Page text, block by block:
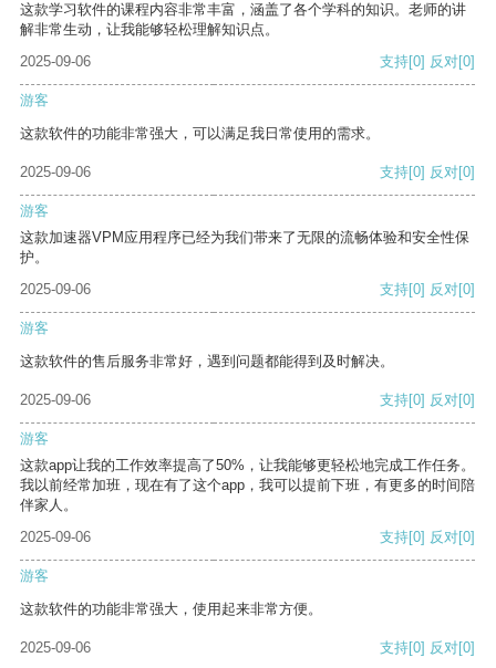
这款学习软件的课程内容非常丰富，涵盖了各个学科的知识。老师的讲
解非常生动，让我能够轻松理解知识点。
2025-09-06
支持[0] 反对[0]
游客
这款软件的功能非常强大，可以满足我日常使用的需求。
2025-09-06 支持[0] 反对[0]
游客
这款加速器VPM应用程序已经为我们带来了无限的流畅体验和安全性保
护。
2025-09-06
支持[0] 反对[0]
游客
这款软件的售后服务非常好，遇到问题都能得到及时解决。
2025-09-06 支持[0] 反对[0]
游客
这款app让我的工作效率提高了50%，让我能够更轻松地完成工作任务。
我以前经常加班，现在有了这个app，我可以提前下班，有更多的时间陪
伴家人。
2025-09-06
支持[0] 反对[0]
游客
这款软件的功能非常强大，使用起来非常方便。
2025-09-06 支持[0] 反对[0]